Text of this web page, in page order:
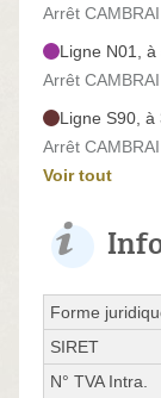
Arrêt
Ligne N01, à
Arrêt
Ligne S90, à
Arrêt
Voir tout
Forme
SIRET
N° TVA Intra.